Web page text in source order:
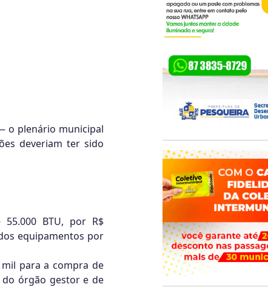
o plenário municipal
deveriam ter sido
BTU, por R$
equipamentos por
mil para a compra de
do órgão gestor e de